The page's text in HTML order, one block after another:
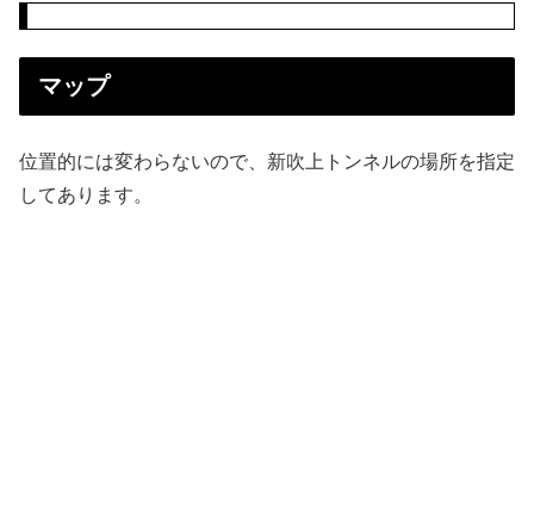
マップ
位置的には変わらないので、新吹上トンネルの場所を指定
してあります。